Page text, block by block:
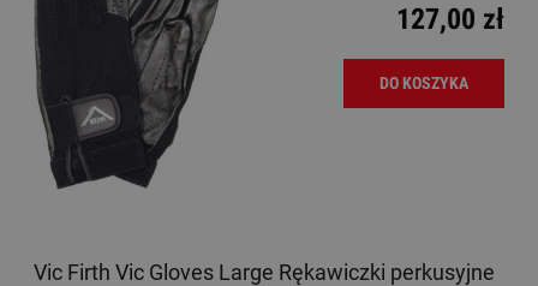
127,00 zł
DO KOSZYKA
Vic Firth Vic Gloves Large Rękawiczki perkusyjne